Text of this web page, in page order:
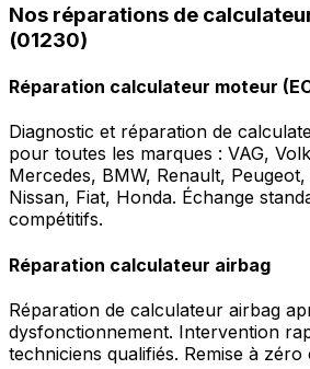
Nos réparations de
(01230)
Réparation calculateur moteur
Diagnostic et réparation de
pour toutes les marques : VAG,
Mercedes, BMW, Renault,
Nissan, Fiat, Honda. Échange
compétitifs.
Réparation calculateur airbag
Réparation de calculateur airbag
dysfonctionnement. Intervention
techniciens qualifiés. Remise à zéro